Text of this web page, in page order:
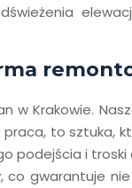
w Krakowie.
to sztuka,
podejścia i
gwarantuje